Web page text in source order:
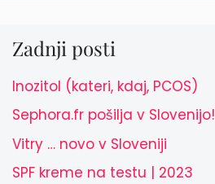
Zadnji posti
Inozitol (kateri, kdaj, PCOS)
Sephora.fr pošilja v Slovenijo!
Vitry … novo v Sloveniji
SPF kreme na testu | 2023